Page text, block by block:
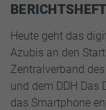
Heute geht das
Azubis an den
Zentralverband
und dem DDH Das
das Smartphone